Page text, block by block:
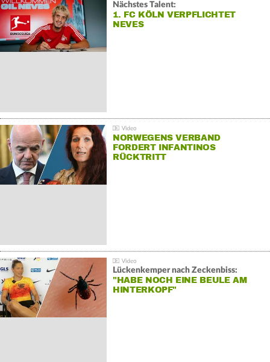
Nächstes Talent:
1. FC KÖLN VERPFLICHTET
NEVES
NORWEGENS VERBAND
FORDERT INFANTINOS
RÜCKTRITT
Lückenkemper nach Zeckenbiss:
"HABE NOCH EINE BEULE AM
HINTERKOPF"